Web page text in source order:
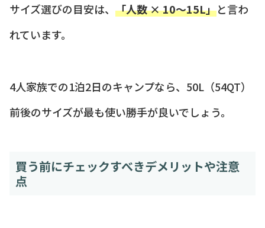
サイズ選びの目安は、 「人数 × 10〜15L」と言わ
れています。
4人家族での1泊2日のキャンプなら、50L（54QT）
前後のサイズが最も使い勝手が良いでしょう。
買う前にチェックすべきデメリットや注意
点